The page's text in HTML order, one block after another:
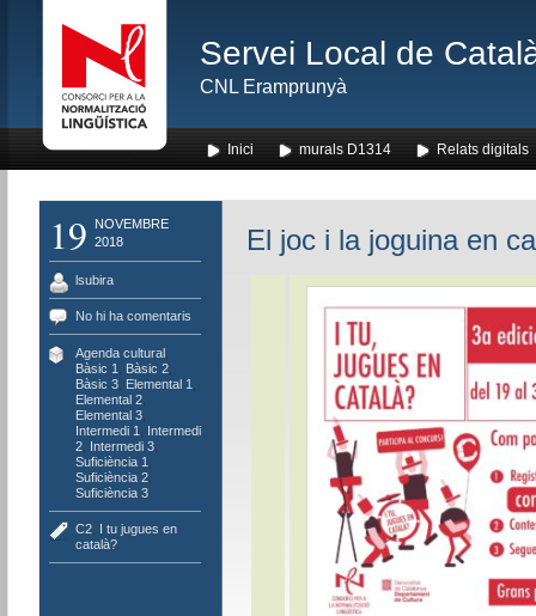
Servei Local de
CNL Eramprunyà
Inici murals D1314 Relats digitals
19
NOVEMBRE
2018
lsubira
No hi ha comentaris
Agenda cultural,
Bàsic 1
Bàsic 2,
Bàsic 3, Elemental 1
Elemental 2,
Elemental 3,
Intermedi 1
Intermedi
2, Intermedi 3,
Suficiència 1
Suficiència 2,
Suficiència 3
C2, I tu jugues en
català?
El joc i la joguina en